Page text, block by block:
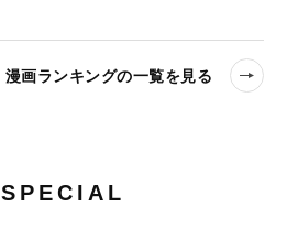
漫画ランキングの一覧を見る
SPECIAL